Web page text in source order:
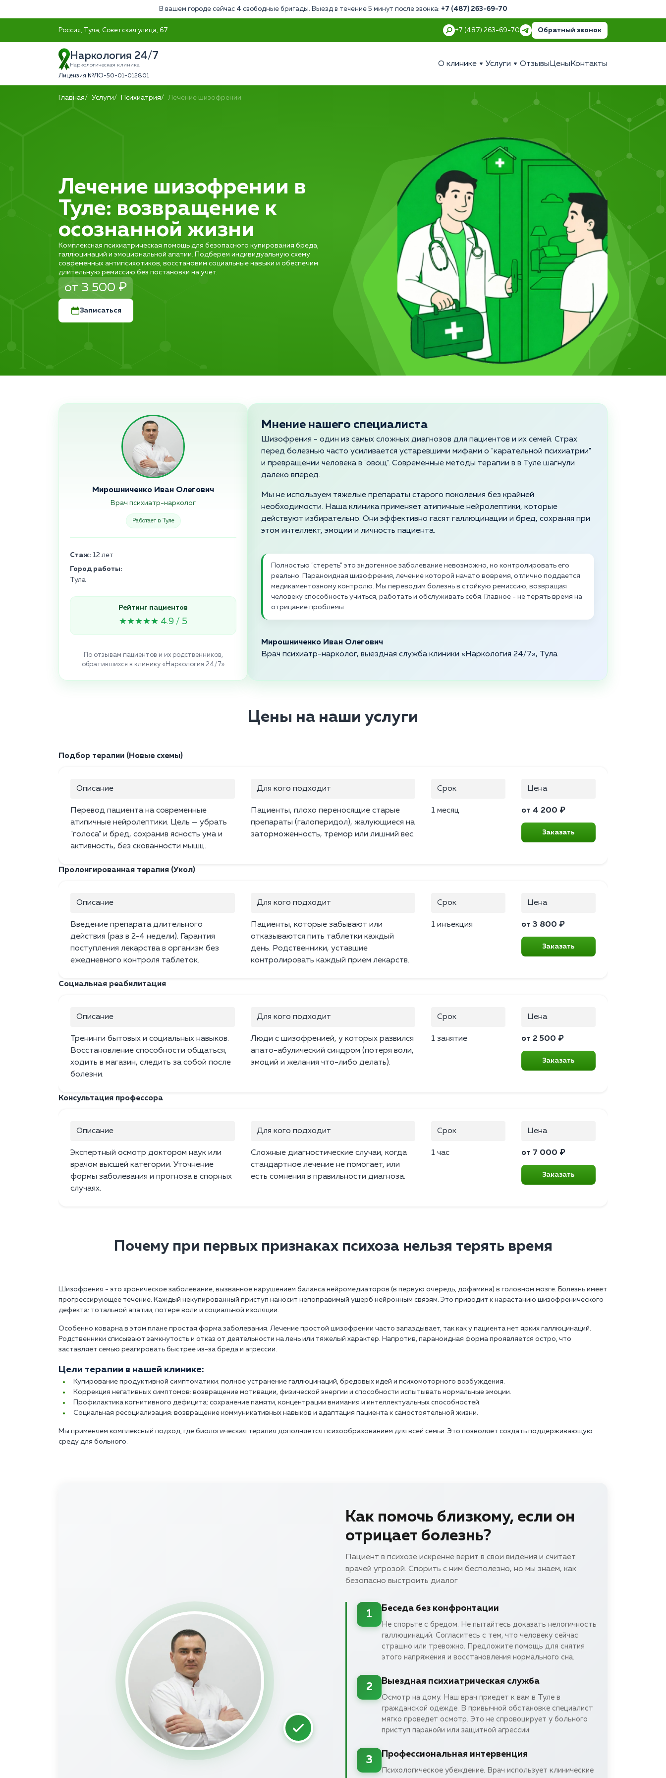
В вашем городе сейчас 4 свободные бригады. Выезд в течение 5 минут после звонка: +7 (487) 263-69-70
Россия, Тула, Советская улица, 67 +7 (487) 263-69-70 Обратный звонок
Наркология 24/7
Наркологическая клиника
Лицензия №ЛО-50-01-012801
О клинике Услуги Отзывы Цены Контакты
Главная Услуги Психиатрия Лечение шизофрении
Лечение шизофрении в
Туле: возвращение к
осознанной жизни
Комплексная психиатрическая помощь для безопасного купирования бреда,
галлюцинаций и эмоциональной апатии. Подберем индивидуальную схему
современных антипсихотиков, восстановим социальные навыки и обеспечим
длительную ремиссию без постановки на учет.
от 3 500 ₽
Записаться
Мирошниченко Иван Олегович
Врач психиатр-нарколог
Работает в Туле
Стаж: 12 лет
Город работы:
Тула
Рейтинг пациентов
★★★★★ 4.9 / 5
По отзывам пациентов и их родственников,
обратившихся в клинику «Наркология 24/7»
Мнение нашего специалиста
Шизофрения - один из самых сложных диагнозов для пациентов и их семей. Страх
перед болезнью часто усиливается устаревшими мифами о "карательной психиатрии"
и превращении человека в "овощ". Современные методы терапии в в Туле шагнули
далеко вперед.
Мы не используем тяжелые препараты старого поколения без крайней
необходимости. Наша клиника применяет атипичные нейролептики, которые
действуют избирательно. Они эффективно гасят галлюцинации и бред, сохраняя при
этом интеллект, эмоции и личность пациента.
Полностью "стереть" это эндогенное заболевание невозможно, но контролировать его
реально. Параноидная шизофрения, лечение которой начато вовремя, отлично поддается
медикаментозному контролю. Мы переводим болезнь в стойкую ремиссию, возвращая
человеку способность учиться, работать и обслуживать себя. Главное - не терять время на
отрицание проблемы
Мирошниченко Иван Олегович
Врач психиатр-нарколог, выездная служба клиники «Наркология 24/7», Тула
Цены на наши услуги
Подбор терапии (Новые схемы)
Описание
Перевод пациента на современные
атипичные нейролептики. Цель — убрать
"голоса" и бред, сохранив ясность ума и
активность, без скованности мышц.
Для кого подходит
Пациенты, плохо переносящие старые
препараты (галоперидол), жалующиеся на
заторможенность, тремор или лишний вес.
Срок
1 месяц
Цена
от 4 200 ₽
Заказать
Пролонгированная терапия (Укол)
Описание
Введение препарата длительного
действия (раз в 2-4 недели). Гарантия
поступления лекарства в организм без
ежедневного контроля таблеток.
Для кого подходит
Пациенты, которые забывают или
отказываются пить таблетки каждый
день. Родственники, уставшие
контролировать каждый прием лекарств.
Срок
1 инъекция
Цена
от 3 800 ₽
Заказать
Социальная реабилитация
Описание
Тренинги бытовых и социальных навыков.
Восстановление способности общаться,
ходить в магазин, следить за собой после
болезни.
Для кого подходит
Люди с шизофренией, у которых развился
апато-абулический синдром (потеря воли,
эмоций и желания что-либо делать).
Срок
1 занятие
Цена
от 2 500 ₽
Заказать
Консультация профессора
Описание
Экспертный осмотр доктором наук или
врачом высшей категории. Уточнение
формы заболевания и прогноза в спорных
случаях.
Для кого подходит
Сложные диагностические случаи, когда
стандартное лечение не помогает, или
есть сомнения в правильности диагноза.
Срок
1 час
Цена
от 7 000 ₽
Заказать
Почему при первых признаках психоза нельзя терять время
Шизофрения - это хроническое заболевание, вызванное нарушением баланса нейромедиаторов (в первую очередь, дофамина) в головном мозге. Болезнь имеет
прогрессирующее течение. Каждый некупированный приступ наносит непоправимый ущерб нейронным связям. Это приводит к нарастанию шизофренического
дефекта: тотальной апатии, потере воли и социальной изоляции.
Особенно коварна в этом плане простая форма заболевания. Лечение простой шизофрении часто запаздывает, так как у пациента нет ярких галлюцинаций.
Родственники списывают замкнутость и отказ от деятельности на лень или тяжелый характер. Напротив, параноидная форма проявляется остро, что
заставляет семью реагировать быстрее из-за бреда и агрессии.
Цели терапии в нашей клинике:
Купирование продуктивной симптоматики: полное устранение галлюцинаций, бредовых идей и психомоторного возбуждения.
Коррекция негативных симптомов: возвращение мотивации, физической энергии и способности испытывать нормальные эмоции.
Профилактика когнитивного дефицита: сохранение памяти, концентрации внимания и интеллектуальных способностей.
Социальная ресоциализация: возвращение коммуникативных навыков и адаптация пациента к самостоятельной жизни.
Мы применяем комплексный подход, где биологическая терапия дополняется психообразованием для всей семьи. Это позволяет создать поддерживающую
среду для больного.
Как помочь близкому, если он
отрицает болезнь?
Пациент в психозе искренне верит в свои видения и считает
врачей угрозой. Спорить с ним бесполезно, но мы знаем, как
безопасно выстроить диалог
1
Беседа без конфронтации
Не спорьте с бредом. Не пытайтесь доказать нелогичность
галлюцинаций. Согласитесь с тем, что человеку сейчас
страшно или тревожно. Предложите помощь для снятия
этого напряжения и восстановления нормального сна.
2
Выездная психиатрическая служба
Осмотр на дому. Наш врач приедет к вам в Туле в
гражданской одежде. В привычной обстановке специалист
мягко проведет осмотр. Это не спровоцирует у больного
приступ паранойи или защитной агрессии.
3
Профессиональная интервенция
Психологическое убеждение. Врач использует клинические